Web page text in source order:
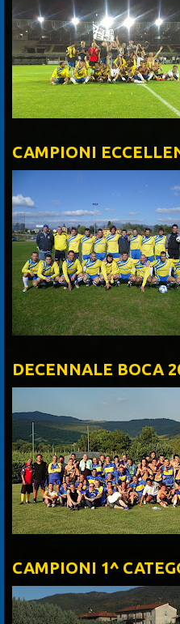
CAMPIONI
DECENNALE BOCA
CAMPIONI 1^